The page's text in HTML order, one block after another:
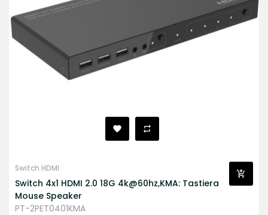
Switch HDMI
Switch 4x1 HDMI 2.0 18G 4k@60hz,KMA: Tastiera
Mouse Speaker
PT-2PET0401KMA